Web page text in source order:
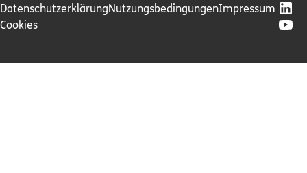
DatenschutzerklärungNutzungsbedingungenImpressum
Cookies